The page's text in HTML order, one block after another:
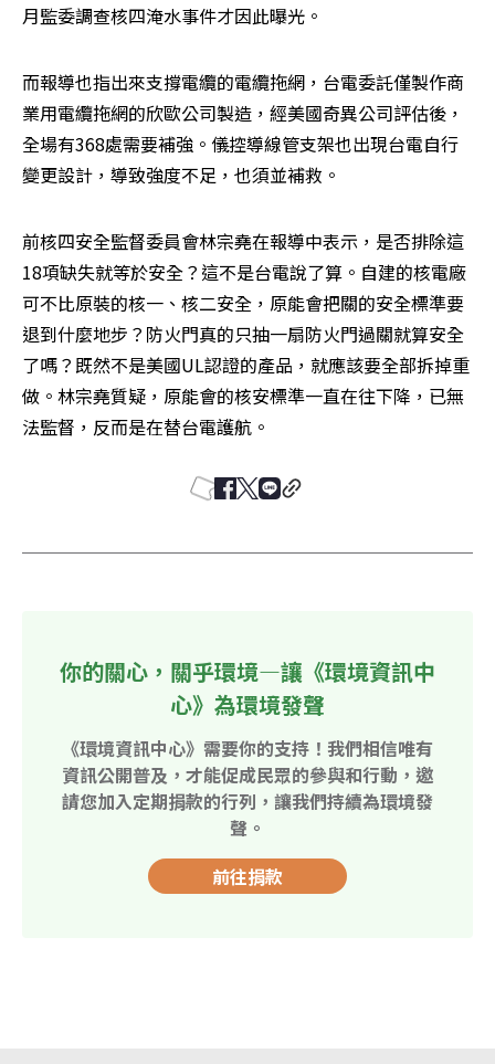
月監委調查核四淹水事件才因此曝光。
而報導也指出來支撐電纜的電纜拖網，台電委託僅製作商
業用電纜拖網的欣歐公司製造，經美國奇異公司評估後，
全場有368處需要補強。儀控導線管支架也出現台電自行
變更設計，導致強度不足，也須並補救。
前核四安全監督委員會林宗堯在報導中表示，是否排除這
18項缺失就等於安全？這不是台電說了算。自建的核電廠
可不比原裝的核一、核二安全，原能會把關的安全標準要
退到什麼地步？防火門真的只抽一扇防火門過關就算安全
了嗎？既然不是美國UL認證的產品，就應該要全部拆掉重
做。林宗堯質疑，原能會的核安標準一直在往下降，已無
法監督，反而是在替台電護航。
你的關心，關乎環境—讓《環境資訊中
心》為環境發聲
《環境資訊中心》需要你的支持！我們相信唯有
資訊公開普及，才能促成民眾的參與和行動，邀
請您加入定期捐款的行列，讓我們持續為環境發
聲。
前往捐款